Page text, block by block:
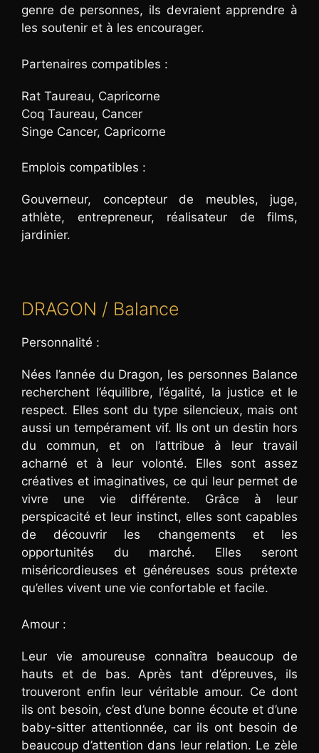
genre de personnes, ils devraient apprendre à
les soutenir et à les encourager.
Partenaires compatibles :
Rat Taureau, Capricorne
Coq Taureau, Cancer
Singe Cancer, Capricorne
Emplois compatibles :
Gouverneur, concepteur de meubles, juge,
athlète, entrepreneur, réalisateur de films,
jardinier.
DRAGON / Balance
Personnalité :
Nées l’année du Dragon, les personnes Balance
recherchent l’équilibre, l’égalité, la justice et le
respect. Elles sont du type silencieux, mais ont
aussi un tempérament vif. Ils ont un destin hors
du commun, et on l’attribue à leur travail
acharné et à leur volonté. Elles sont assez
créatives et imaginatives, ce qui leur permet de
vivre une vie différente. Grâce à leur
perspicacité et leur instinct, elles sont capables
de découvrir les changements et les
opportunités du marché. Elles seront
miséricordieuses et généreuses sous prétexte
qu’elles vivent une vie confortable et facile.
Amour :
Leur vie amoureuse connaîtra beaucoup de
hauts et de bas. Après tant d’épreuves, ils
trouveront enfin leur véritable amour. Ce dont
ils ont besoin, c’est d’une bonne écoute et d’une
baby-sitter attentionnée, car ils ont besoin de
beaucoup d’attention dans leur relation. Le zèle